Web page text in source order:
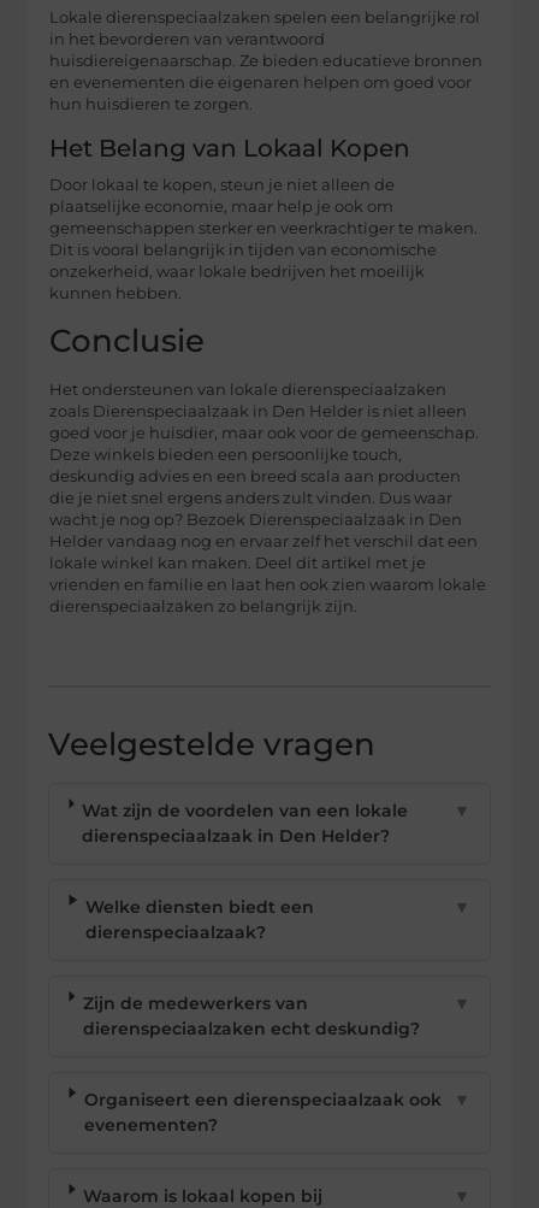
Lokale dierenspeciaalzaken spelen een belangrijke rol
in het bevorderen van verantwoord
huisdiereigenaarschap. Ze bieden educatieve bronnen
en evenementen die eigenaren helpen om goed voor
hun huisdieren te zorgen.
Het Belang van Lokaal Kopen
Door lokaal te kopen, steun je niet alleen de
plaatselijke economie, maar help je ook om
gemeenschappen sterker en veerkrachtiger te maken.
Dit is vooral belangrijk in tijden van economische
onzekerheid, waar lokale bedrijven het moeilijk
kunnen hebben.
Conclusie
Het ondersteunen van lokale dierenspeciaalzaken
zoals Dierenspeciaalzaak in Den Helder is niet alleen
goed voor je huisdier, maar ook voor de gemeenschap.
Deze winkels bieden een persoonlijke touch,
deskundig advies en een breed scala aan producten
die je niet snel ergens anders zult vinden. Dus waar
wacht je nog op? Bezoek Dierenspeciaalzaak in Den
Helder vandaag nog en ervaar zelf het verschil dat een
lokale winkel kan maken. Deel dit artikel met je
vrienden en familie en laat hen ook zien waarom lokale
dierenspeciaalzaken zo belangrijk zijn.
Veelgestelde vragen
Wat zijn de voordelen van een lokale
dierenspeciaalzaak in Den Helder?
▼
Welke diensten biedt een
dierenspeciaalzaak?
▼
Zijn de medewerkers van
dierenspeciaalzaken echt deskundig?
▼
Organiseert een dierenspeciaalzaak ook
evenementen?
▼
Waarom is lokaal kopen bij
▼